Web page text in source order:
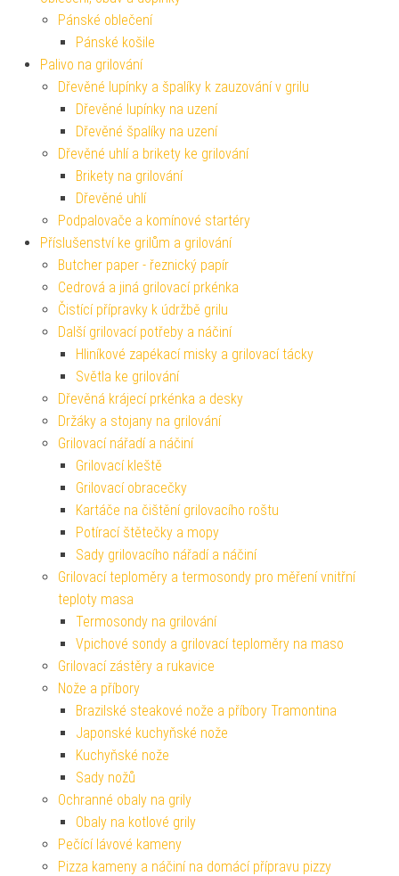
Pánské oblečení
Pánské košile
Palivo na grilování
Dřevěné lupínky a špalíky k zauzování v grilu
Dřevěné lupínky na uzení
Dřevěné špalíky na uzení
Dřevěné uhlí a brikety ke grilování
Brikety na grilování
Dřevěné uhlí
Podpalovače a komínové startéry
Příslušenství ke grilům a grilování
Butcher paper - řeznický papír
Cedrová a jiná grilovací prkénka
Čistící přípravky k údržbě grilu
Další grilovací potřeby a náčiní
Hliníkové zapékací misky a grilovací tácky
Světla ke grilování
Dřevěná krájecí prkénka a desky
Držáky a stojany na grilování
Grilovací nářadí a náčiní
Grilovací kleště
Grilovací obracečky
Kartáče na čištění grilovacího roštu
Potírací štětečky a mopy
Sady grilovacího nářadí a náčiní
Grilovací teploměry a termosondy pro měření vnitřní
teploty masa
Termosondy na grilování
Vpichové sondy a grilovací teploměry na maso
Grilovací zástěry a rukavice
Nože a příbory
Brazilské steakové nože a příbory Tramontina
Japonské kuchyňské nože
Kuchyňské nože
Sady nožů
Ochranné obaly na grily
Obaly na kotlové grily
Pečící lávové kameny
Pizza kameny a náčiní na domácí přípravu pizzy